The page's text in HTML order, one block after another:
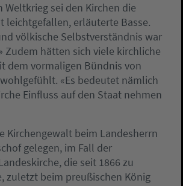
Weltkrieg sei den Kirchen die
leichtgefallen, erläuterte Basse.
völkische Selbstverständnis war
Zudem hätten sich viele kirchliche
dem vormaligen Bündnis von
«Es bedeutet nämlich
Einfluss auf den Staat nehmen
Kirchengewalt beim Landesherrn
gelegen, im Fall der
die seit 1866 zu
zuletzt beim preußischen König